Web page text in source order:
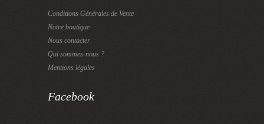
Conditions Générales de Vente
Notre boutique
Nous contacter
Qui sommes-nous ?
Mentions légales
Facebook